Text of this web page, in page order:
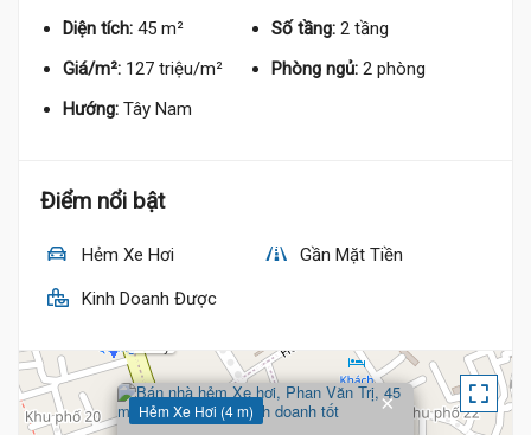
Diện tích: 45 m² Số tầng: 2 tầng
Giá/m²: 127 triệu/m² Phòng ngủ: 2 phòng
Hướng: Tây Nam
Điểm nổi bật
Hẻm Xe Hơi Gần Mặt Tiền
Kinh Doanh Được
Hẻm Xe Hơi (4 m) ×